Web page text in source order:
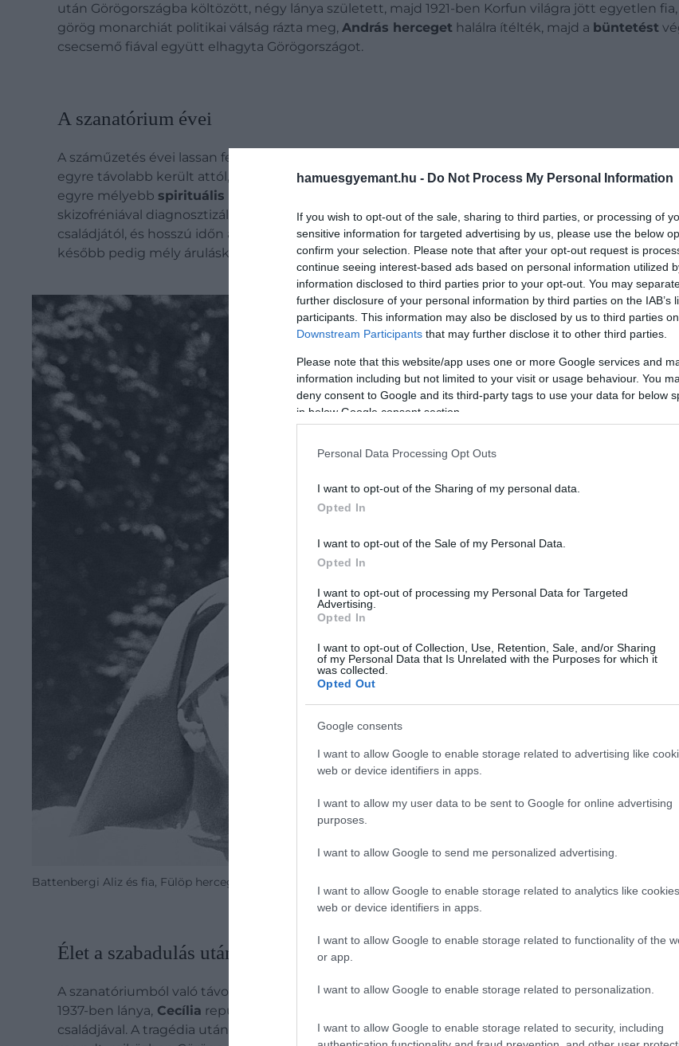
hamuesgyemant.hu - Do Not Process My Personal Information
If you wish to opt-out of the sale, sharing to third parties, or processing of
sensitive information for targeted advertising by us, please use the below
confirm your selection. Please note that after your opt-out request is
continue seeing interest-based ads based on personal information utilized
information disclosed to third parties prior to your opt-out. You may
further disclosure of your personal information by third parties on the IAB’s
participants. This information may also be disclosed by us to third parties
Downstream Participants that may further disclose it to other third parties.
Please note that this website/app uses one or more Google services and
information including but not limited to your visit or usage behaviour. You
deny consent to Google and its third-party tags to use your data for below
in below Google consent section.
Personal Data Processing Opt Outs
I want to opt-out of the Sharing of my personal data.
Opted In
I want to opt-out of the Sale of my Personal Data.
Opted In
I want to opt-out of processing my Personal Data for Targeted
Advertising.
Opted In
I want to opt-out of Collection, Use, Retention, Sale, and/or Sharing
of my Personal Data that Is Unrelated with the Purposes for which it
was collected.
Opted Out
Google consents
I want to allow Google to enable storage related to advertising like
web or device identifiers in apps.
I want to allow my user data to be sent to Google for online advertising
purposes.
I want to allow Google to send me personalized advertising.
I want to allow Google to enable storage related to analytics like
web or device identifiers in apps.
I want to allow Google to enable storage related to functionality of the
or app.
I want to allow Google to enable storage related to personalization.
I want to allow Google to enable storage related to security, including
után Görögországba költözött, négy lánya született, majd 1921-ben Korfun világra jött egyetlen fia,
görög monarchiát politikai válság rázta meg, András herceget halálra ítélték, majd a büntetést
csecsemő fiával együtt elhagyta Görögországot.
A szanatórium évei
A száműzetés évei lassan felőrölték a családot. Elveszítették vagyonuk és rangjuk biztonságát,
egyre távolabb került attól, aminek annak idején indult. Közbenegyre erősebben fordult a
egyre mélyebb spirituális élményekről
skizofréniával diagnosztizálták, és a svájci Bellevue Szanatóriumba vitték. A rendelkezésre álló
családjától, és hosszú időn át nem hagyhatta el az intézményt. Aliz mindvégig azt állította, hogy
később pedig mély árulásként élte meg, hogy saját rokonai is részt vettek a döntésben.
Battenbergi Aliz és fia, Fülöp herceg
Élet a szabadulás után
A szanatóriumból való távozása után évekre eltűnt családja látóteréből.Egyszerű panziókban
1937-ben lánya, Cecília repülőgép-szerencsétlenségben meghalt férjével és gyermekeivel együtt.
családjával. A tragédia után lassan visszatalált ahhoz az élethez, amelyben másokról